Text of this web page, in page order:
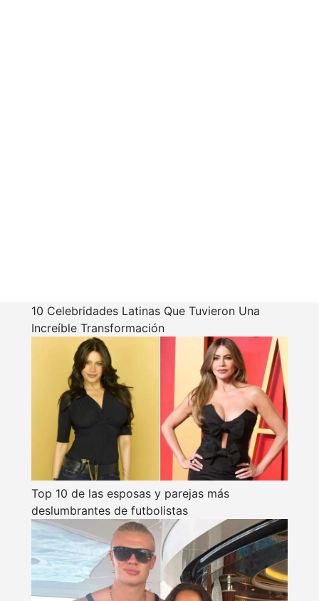
10 Celebridades Latinas Que Tuvieron Una
Increíble Transformación
Top 10 de las esposas y parejas más
deslumbrantes de futbolistas